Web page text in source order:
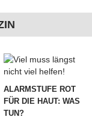
ALARMSTUFE ROT
FÜR DIE HAUT: WAS
TUN?